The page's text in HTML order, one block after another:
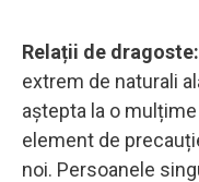
Relații de dragoste:
extrem de naturali
aștepta la o
element de
noi. Persoanele